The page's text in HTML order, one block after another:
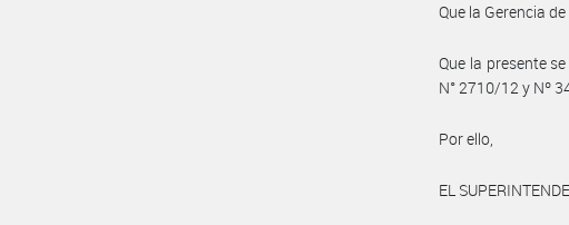
Que la Gerencia
Que la presente
N° 2710/12 y Nº
Por ello,
EL